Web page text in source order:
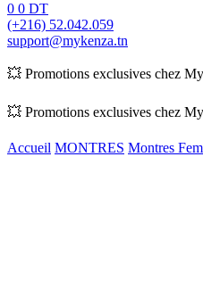
0 0 DT
(+216) 52.042.059
support@mykenza.tn
💥 Promotions exclusives chez
💥 Promotions exclusives chez
Accueil MONTRES Montres